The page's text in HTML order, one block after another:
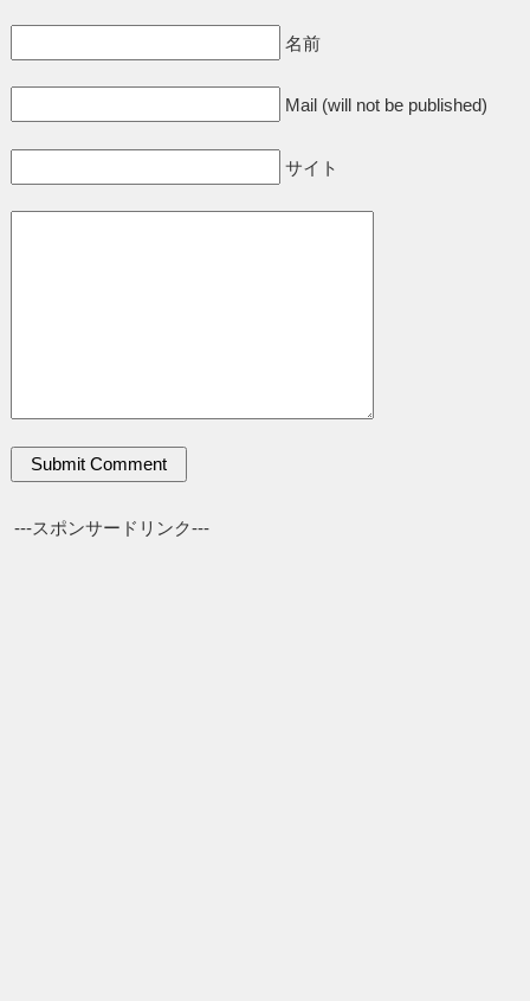
名前
Mail (will not be published)
サイト
---スポンサードリンク---